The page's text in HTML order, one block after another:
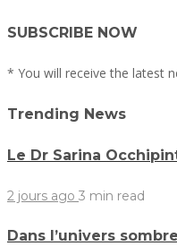
SUBSCRIBE NOW
* You will receive the latest
Trending News
Le Dr Sarina
2 jours ago 3 min read
Dans l’univers